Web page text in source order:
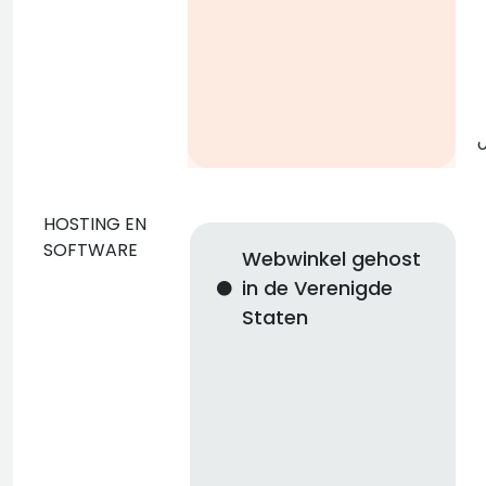
HOSTING EN
SOFTWARE
Webwinkel gehost
in de Verenigde
Staten